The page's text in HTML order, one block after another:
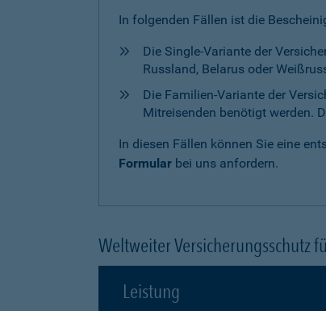
In folgenden Fällen ist die
Die Single-Variante der
Russland, Belarus oder
Die Familien-Variante der
Mitreisenden benötigt werden.
In diesen Fällen können Sie eine
Formular bei uns anfordern.
Weltweiter Versicherungsschutz
Leistung